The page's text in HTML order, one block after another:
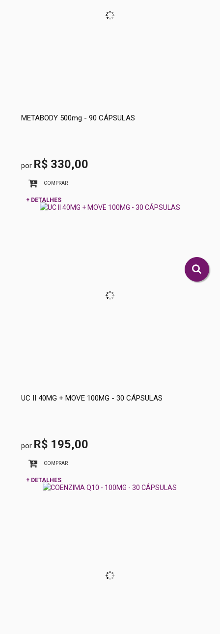
METABODY 500mg - 90 CÁPSULAS
por R$ 330,00
COMPRAR
+ DETALHES
UC II 40MG + MOVE 100MG - 30 CÁPSULAS
por R$ 195,00
COMPRAR
+ DETALHES